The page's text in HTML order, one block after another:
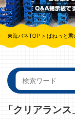
東海バネTOP ばねっと
「クリアランス